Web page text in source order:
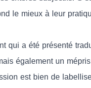
le mieux à leur
qui a été présenté
également un
est bien de